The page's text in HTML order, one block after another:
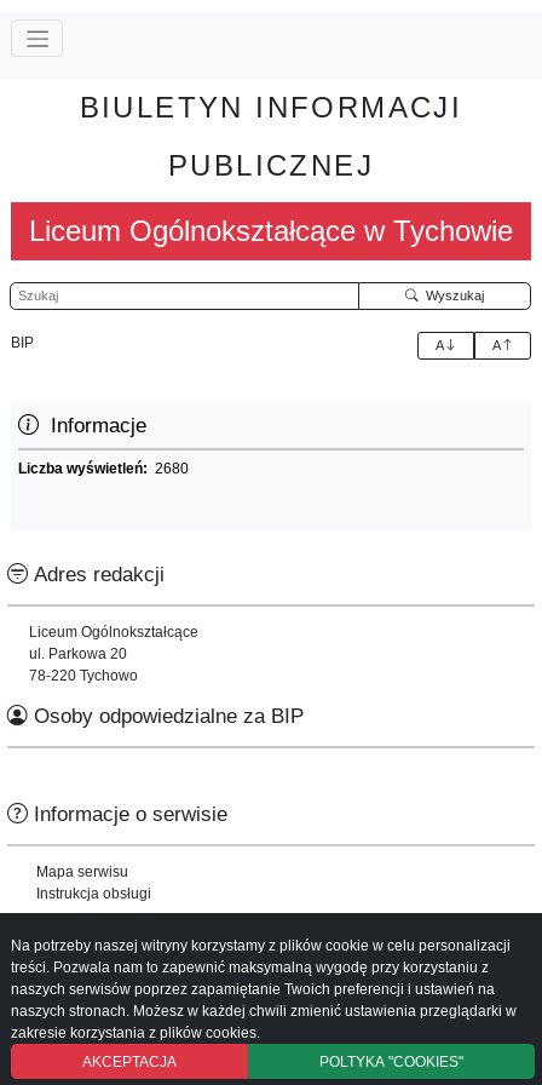
BIULETYN INFORMACJI
PUBLICZNEJ
Liceum Ogólnokształcące w Tychowie
Szukaj Wyszukaj
BIP A A
Informacje
Liczba wyświetleń: 2680
Adres redakcji
Liceum Ogólnokształcące
ul. Parkowa 20
78-220 Tychowo
Osoby odpowiedzialne za BIP
Informacje o serwisie
Mapa serwisu
Instrukcja obsługi
Na potrzeby naszej witryny korzystamy z plików cookie w celu personalizacji
treści. Pozwala nam to zapewnić maksymalną wygodę przy korzystaniu z
naszych serwisów poprzez zapamiętanie Twoich preferencji i ustawień na
naszych stronach. Możesz w każdej chwili zmienić ustawienia przeglądarki w
zakresie korzystania z plików cookies.
AKCEPTACJA
POLTYKA "COOKIES"